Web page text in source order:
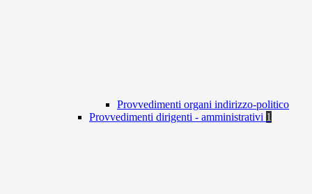
Provvedimenti organi indirizzo-politico
Provvedimenti dirigenti - amministrativi 1